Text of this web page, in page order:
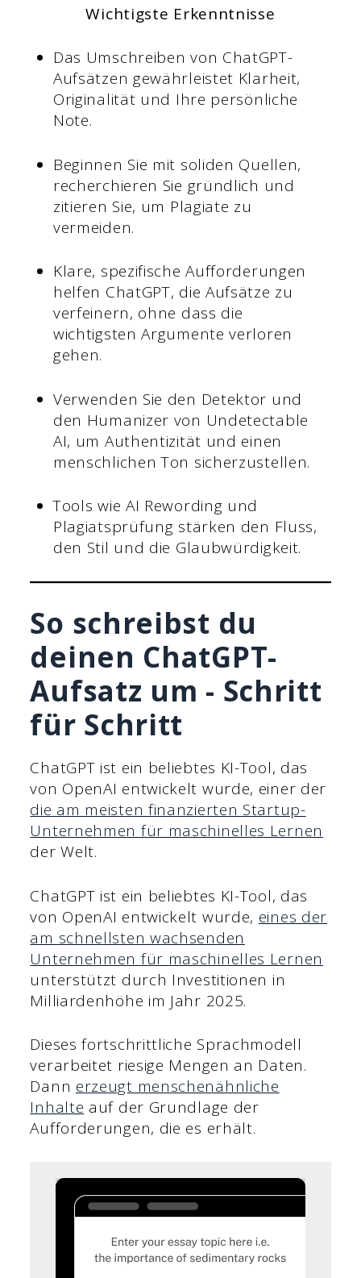
Wichtigste Erkenntnisse
Das Umschreiben von ChatGPT-
Aufsätzen gewährleistet Klarheit,
Originalität und Ihre persönliche
Note.
Beginnen Sie mit soliden Quellen,
recherchieren Sie gründlich und
zitieren Sie, um Plagiate zu
vermeiden.
Klare, spezifische Aufforderungen
helfen ChatGPT, die Aufsätze zu
verfeinern, ohne dass die
wichtigsten Argumente verloren
gehen.
Verwenden Sie den Detektor und
den Humanizer von Undetectable
AI, um Authentizität und einen
menschlichen Ton sicherzustellen.
Tools wie AI Rewording und
Plagiatsprüfung stärken den Fluss,
den Stil und die Glaubwürdigkeit.
So schreibst du
deinen ChatGPT-
Aufsatz um - Schritt
für Schritt
ChatGPT ist ein beliebtes KI-Tool, das
von OpenAI entwickelt wurde, einer der
die am meisten finanzierten Startup-
Unternehmen für maschinelles Lernen
der Welt.
ChatGPT ist ein beliebtes KI-Tool, das
von OpenAI entwickelt wurde, eines der
am schnellsten wachsenden
Unternehmen für maschinelles Lernen
unterstützt durch Investitionen in
Milliardenhöhe im Jahr 2025.
Dieses fortschrittliche Sprachmodell
verarbeitet riesige Mengen an Daten.
Dann erzeugt menschenähnliche
Inhalte auf der Grundlage der
Aufforderungen, die es erhält.